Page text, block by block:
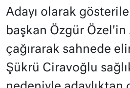
Adayı olarak
başkan Özgür Özel'in
çağırarak sahnede
Şükrü Ciravoğlu